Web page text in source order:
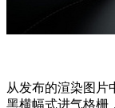
从发布的渲染图片
黑横幅式进气格栅